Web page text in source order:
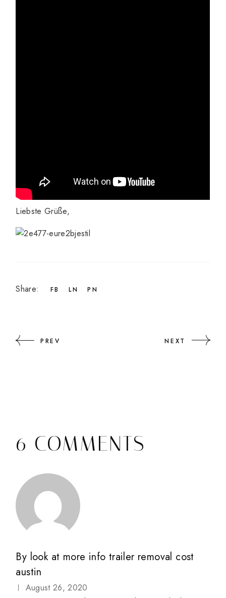
Liebste Grüße,
Share: FB LN PN
PREV NEXT
6 COMMENTS
By look at more info trailer removal cost
austin
August 26, 2020